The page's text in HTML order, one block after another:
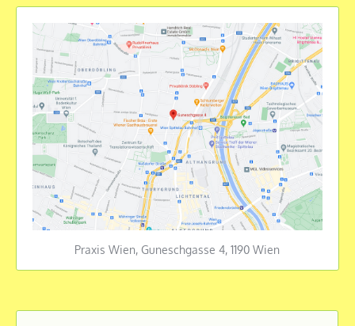
Praxis Wien, Guneschgasse 4, 1190 Wien